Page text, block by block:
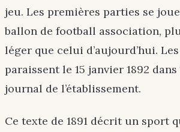
jeu. Les premières parties se
ballon de football association,
léger que celui d’aujourd’hui.
paraissent le 15 janvier 1892
journal de l’établissement.
Ce texte de 1891 décrit un sport